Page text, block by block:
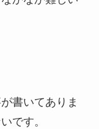
書いてありま
です。